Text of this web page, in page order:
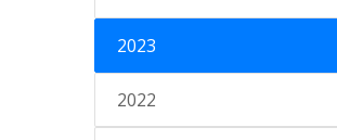
2023
2022